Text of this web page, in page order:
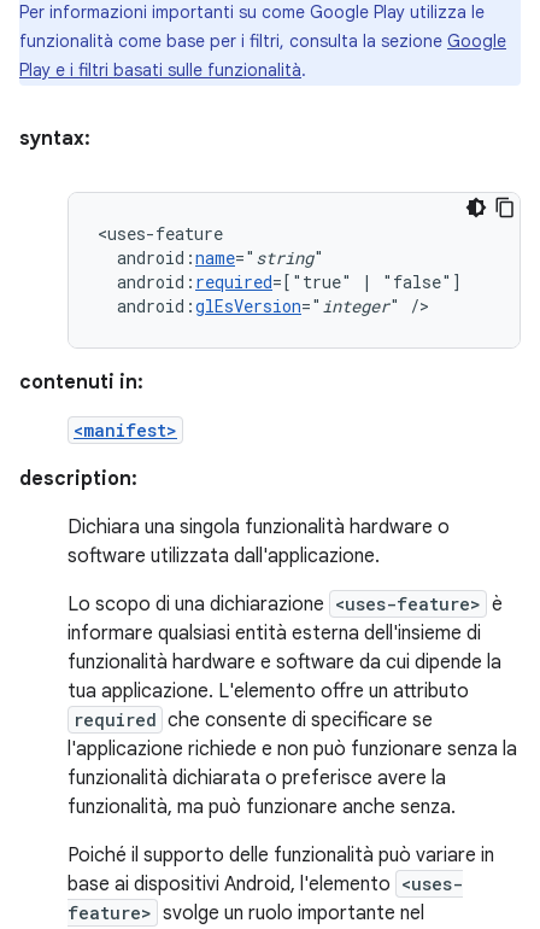
Per informazioni importanti su come Google Play utilizza le
funzionalità come base per i filtri, consulta la sezione Google
Play e i filtri basati sulle funzionalità.
syntax:
android:name=" string
android: required=["true" |
android:glEsVersion=" integer" />
contenuti in:
<manifest>
description:
Dichiara una singola funzionalità hardware o
software utilizzata dall'applicazione.
Lo scopo di una dichiarazione <uses-feature> è
informare qualsiasi entità esterna dell'insieme di
funzionalità hardware e software da cui dipende la
tua applicazione. L'elemento offre un attributo
required che consente di specificare se
l'applicazione richiede e non può funzionare senza la
funzionalità dichiarata o preferisce avere la
funzionalità, ma può funzionare anche senza.
Poiché il supporto delle funzionalità può variare in
base ai dispositivi Android, l'elemento <uses-
feature> svolge un ruolo importante nel